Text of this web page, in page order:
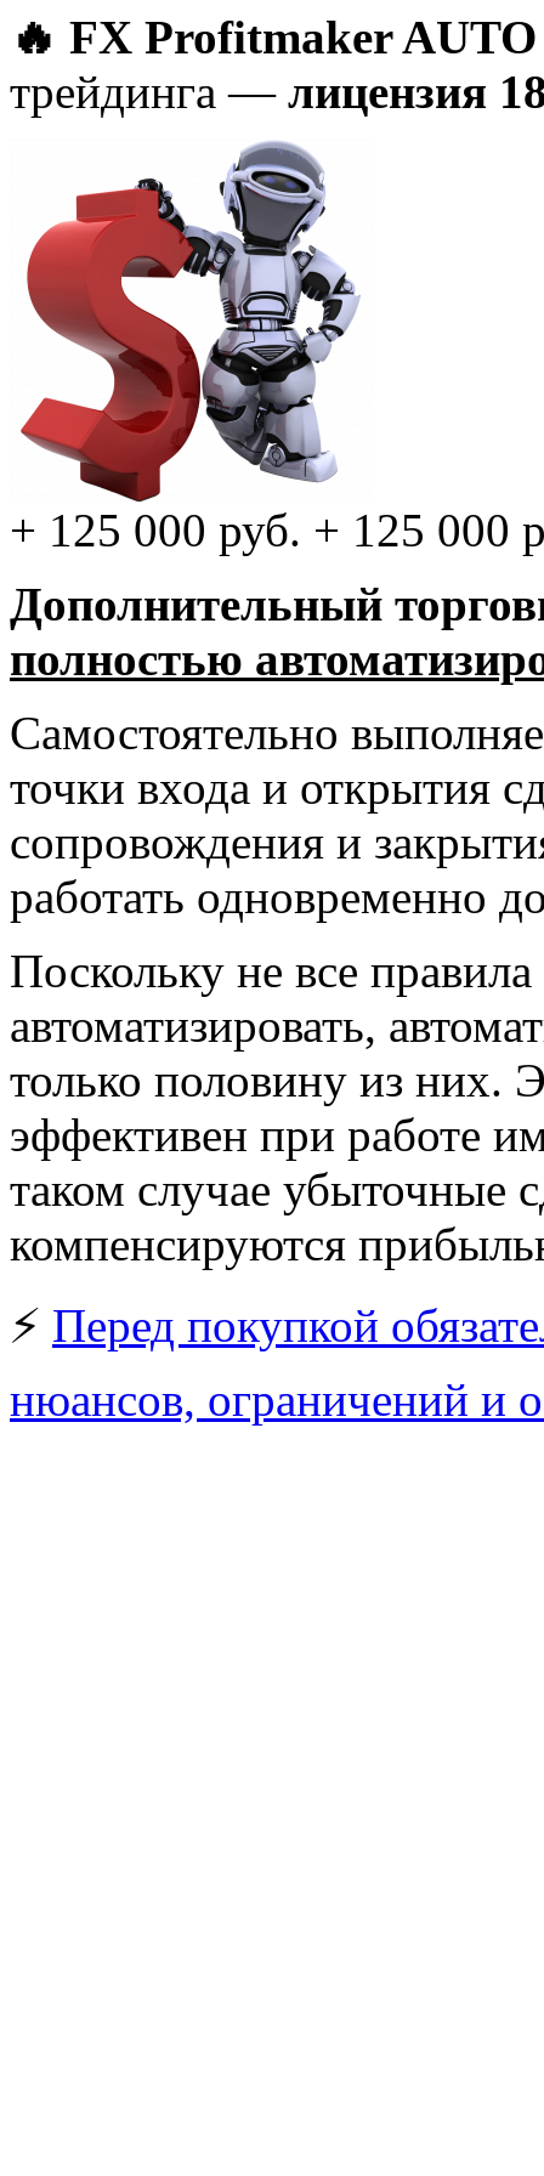
🔥 FX Profitmaker AUTO
трейдинга — лицензия
+ 125 000 руб. + 125 000
Дополнительный
полностью
Самостоятельно
точки входа и открытия
сопровождения и
работать одновременно
Поскольку не все
автоматизировать,
только половину из них.
эффективен при работе
таком случае убыточные
компенсируются
⚡ Перед покупкой
нюансов, ограничений и